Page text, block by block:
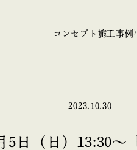
コンセプト 施工事例
2023.10.30
5日（日）13:30